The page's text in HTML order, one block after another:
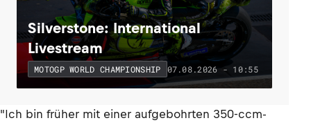
Silverstone: International
Livestream
MOTOGP WORLD CHAMPIONSHIP 07.08.2026 - 10:55
"Ich bin früher mit einer aufgebohrten 350-ccm-